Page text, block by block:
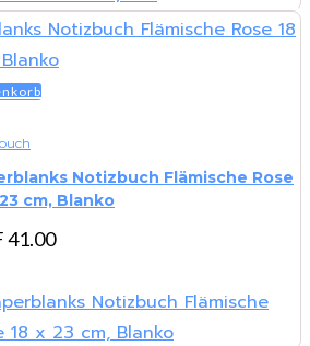
Notizbuch Flämische Rose
cm, Blanko
41.00